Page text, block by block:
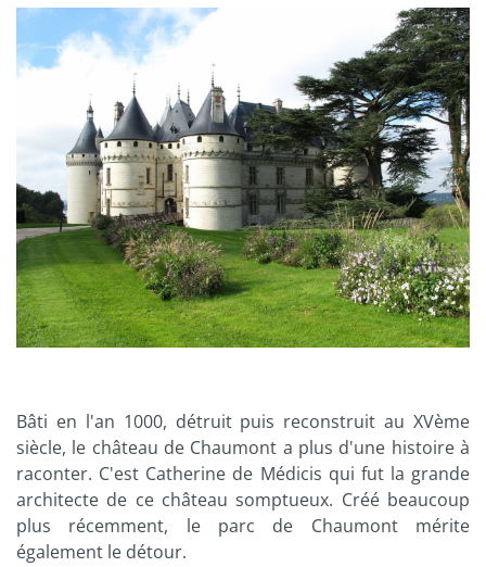
Bâti en l'an 1000, détruit puis reconstruit au XVème
siècle, le château de Chaumont a plus d'une histoire à
raconter. C'est Catherine de Médicis qui fut la grande
architecte de ce château somptueux. Créé beaucoup
plus récemment, le parc de Chaumont mérite
également le détour.